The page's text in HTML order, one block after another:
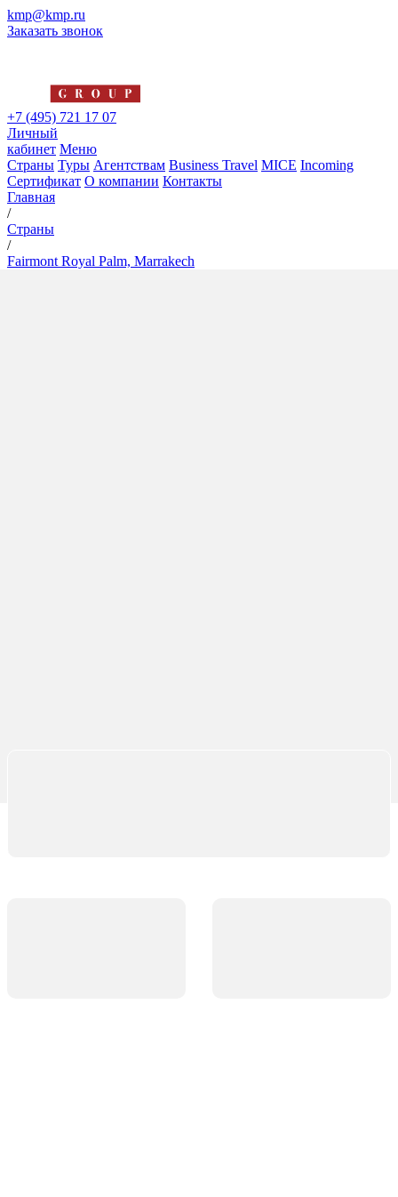
kmp@kmp.ru
Заказать звонок
+7 (495) 721 17 07
Личный
кабинет Меню
Страны Туры Агентствам Business Travel MICE Incoming
Сертификат О компании Контакты
Главная
/
Страны
/
Fairmont Royal Palm, Marrakech